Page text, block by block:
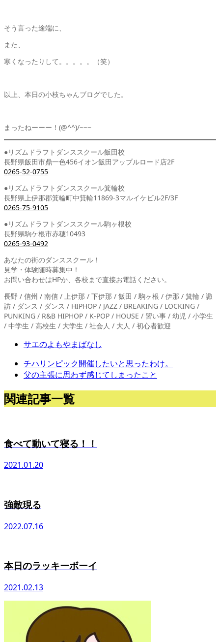
そう言った途端に、
また、
寒くなったりして。。。。。（笑）
以上、本日の小枝ちゃんブログでした。
まったねーーー！(@^^)/~~~
●リズムドラフトダンススクール飯田校
長野県飯田市鼎一色456イオン飯田アップルロード店2F
0265-52-0755
●リズムドラフトダンススクール箕輪校
長野県上伊那郡箕輪町中箕輪11869-3マルイケビル2F/3F
0265-75-9105
●リズムドラフトダンススクール駒ヶ根校
長野県駒ケ根市赤穂10493
0265-93-0492
あなたの街のダンススクール！
見学・体験随時募集中！
お問い合わせはHPか、各校まで直接お電話ください。
長野 / 信州 / 南信 / 上伊那 / 下伊那 / 飯田 / 駒ヶ根 / 伊那 / 箕輪 / 諏
訪 / ダンス / ダンス / HIPHOP / JAZZ / BREAKING / LOCKING /
PUNKING / R&B HIPHOP / K-POP / HOUSE / 習い事 / 幼児 / 小学生
/ 中学生 / 高校生 / 大学生 / 社会人 / 大人 / 初心者歓迎
サエのよもやまばなし
チハリンピック開催したいと思ったわけ。
父の主張に思わず感じてしまったこと
関連記事一覧
食べて動いて寝る！！
2021.01.20
強敵現る
2022.07.16
本日のラッキーボーイ
2021.02.13